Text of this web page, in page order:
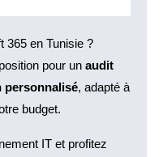
365 en Tunisie ?
pour un audit
personnalisé, adapté à
budget.
IT et profitez